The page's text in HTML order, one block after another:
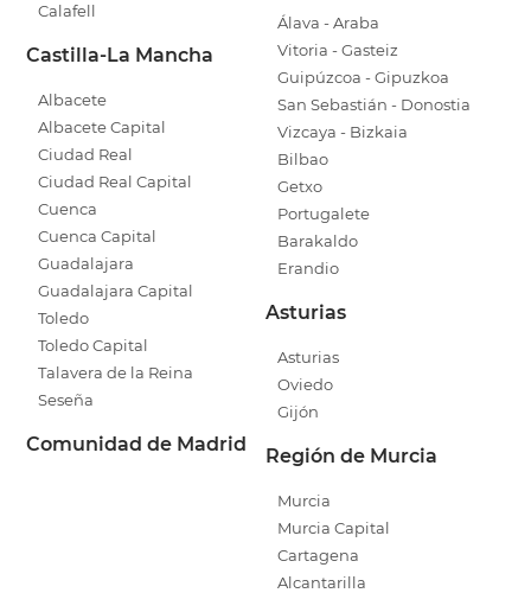
Calafell
Castilla-La Mancha
Albacete
Albacete Capital
Ciudad Real
Ciudad Real Capital
Cuenca
Cuenca Capital
Guadalajara
Guadalajara Capital
Toledo
Toledo Capital
Talavera de la Reina
Seseña
Comunidad de Madrid
Álava - Araba
Vitoria - Gasteiz
Guipúzcoa - Gipuzkoa
San Sebastián - Donostia
Vizcaya - Bizkaia
Bilbao
Getxo
Portugalete
Barakaldo
Erandio
Asturias
Asturias
Oviedo
Gijón
Región de Murcia
Murcia
Murcia Capital
Cartagena
Alcantarilla